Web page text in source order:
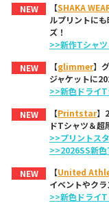
NEW
【SHAKA
ルプリントに
ズ！
>>新作Tシャ
NEW
【glimmer】
ジャケットに
>>新色ドライ
NEW
【Printstar】
ドTシャツ＆超
>>プリントス
>>2026SS新
NEW
【United
イベントやク
>>新色ドライ